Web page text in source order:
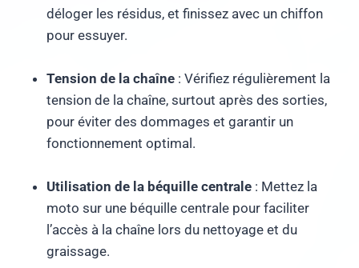
déloger les résidus, et finissez avec un chiffon
pour essuyer.
Tension de la chaîne : Vérifiez régulièrement la
tension de la chaîne, surtout après des sorties,
pour éviter des dommages et garantir un
fonctionnement optimal.
Utilisation de la béquille centrale : Mettez la
moto sur une béquille centrale pour faciliter
l’accès à la chaîne lors du nettoyage et du
graissage.